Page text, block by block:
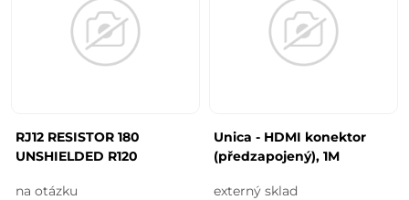
RJ12 RESISTOR 180
UNSHIELDED R120
na otázku
Unica - HDMI konektor
(předzapojený), 1M
externý sklad